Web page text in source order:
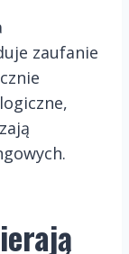
zaufanie